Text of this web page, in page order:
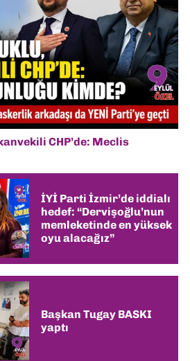
CHP’de: Meclis
İYİ Parti İzmir’de iddialı
hedef: “Dervişoğlu’nun
memleketinde en yüksek
oyu alacağız”
Başkan Tugay BASKI
yaptı